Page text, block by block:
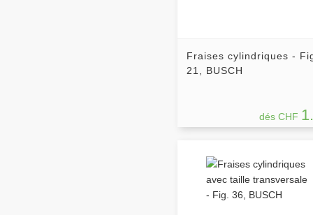
Fraises cylindriques -
21, BUSCH
dés CHF